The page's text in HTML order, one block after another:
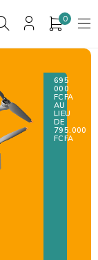
0
695
000
FCFA
AU
LIEU
DE
795.000
FCFA